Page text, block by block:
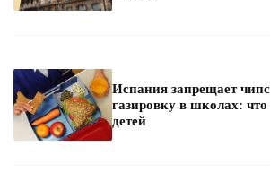
Испания запрещает
газировку в школах: что
детей